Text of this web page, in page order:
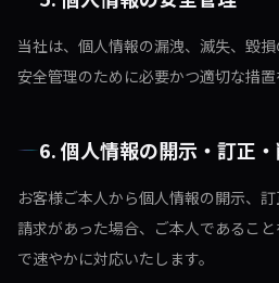
当社は、個人情報の漏洩、滅失、毀
安全管理のために必要かつ適切な措置
6. 個人情報の開示・訂正
お客様ご本人から個人情報の開示、
請求があった場合、ご本人であるこ
で速やかに対応いたします。